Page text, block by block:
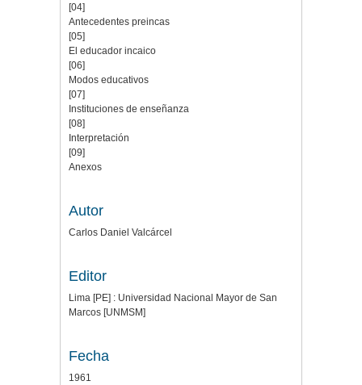
[04]
Antecedentes preincas
[05]
El educador incaico
[06]
Modos educativos
[07]
Instituciones de enseñanza
[08]
Interpretación
[09]
Anexos
Autor
Carlos Daniel Valcárcel
Editor
Lima [PE] : Universidad Nacional Mayor de San
Marcos [UNMSM]
Fecha
1961